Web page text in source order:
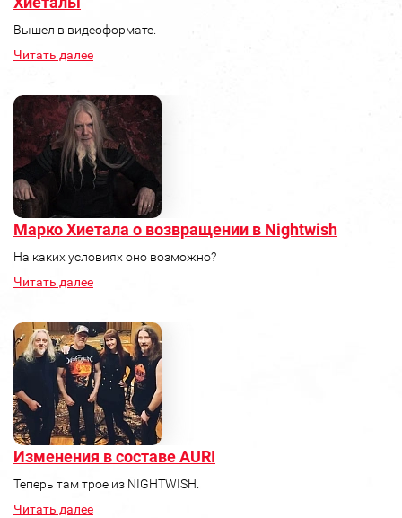
Вышел в видеоформате.
Читать далее
Марко Хиетала о возвращении в Nightwish
На каких условиях оно возможно?
Читать далее
Изменения в составе AURI
Теперь там трое из NIGHTWISH.
Читать далее